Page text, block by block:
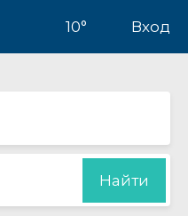
10° Вход
Найти